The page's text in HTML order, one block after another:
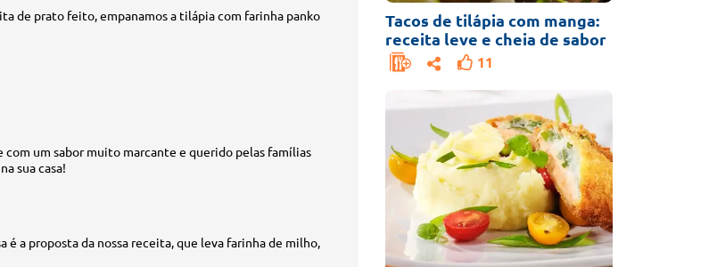
de prato feito, empanamos a tilápia com farinha panko
com um sabor muito marcante e querido pelas famílias
sua casa!
é a proposta da nossa receita, que leva farinha de milho,
Tacos de tilápia com manga:
receita leve e cheia de sabor
11